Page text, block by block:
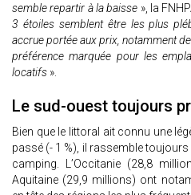
semble repartir à la baisse », la
3 étoiles semblent être les plus
accrue portée aux prix, notamment
préférence marquée pour les
locatifs ».
Le sud-ouest toujours
Bien que le littoral ait connu une
passé (- 1 %), il rassemble
camping. L’Occitanie (28,8
Aquitaine (29,9 millions) ont